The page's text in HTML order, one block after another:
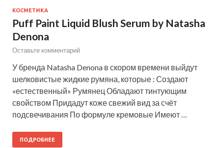
КОСМЕТИКА
Puff Paint Liquid Blush Serum by Natasha
Denona
Оставьте комментарий
У бренда Natasha Denona в скором времени выйдут
шелковистые жидкие румяна, которые : Создают
«естественный» Румянец Обладают тинтующим
свойством Придадут коже свежий вид за счёт
подсвечивания По формуле кремовые Имеют …
ПОДРОБНЕЕ